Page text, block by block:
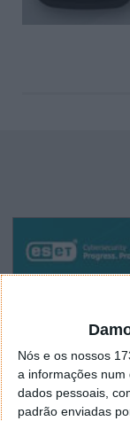
Nós e os nossos
a informações num
dados pessoais,
padrão enviadas